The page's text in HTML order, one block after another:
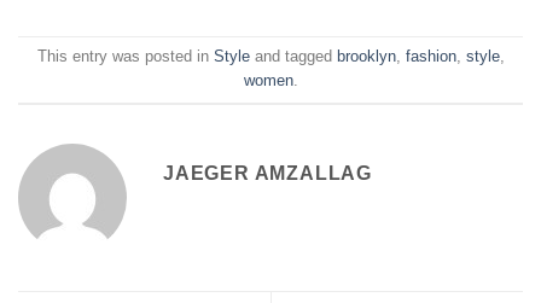
This entry was posted in Styleand tagged brooklyn, fashion, style,
women.
JAEGER AMZALLAG